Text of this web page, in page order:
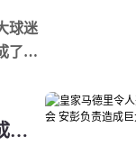
球迷
了国
皇家马德里令人兴奋地消除了皇家学会 安彭负责造成巨大的灾难！